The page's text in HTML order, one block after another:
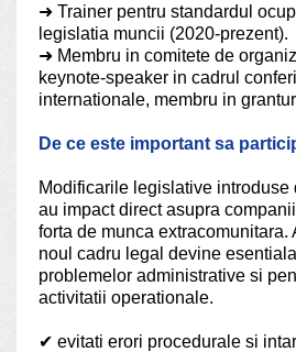
➜ Trainer pentru standardul
legislatia muncii (2020-prezent).
➜ Membru in comitete de
keynote-speaker in cadrul
internationale, membru in
De ce este important sa
Modificarile legislative introduse
au impact direct asupra
forta de munca extracomunitara.
noul cadru legal devine
problemelor administrative si
activitatii operationale.
✔ evitati erori procedurale si